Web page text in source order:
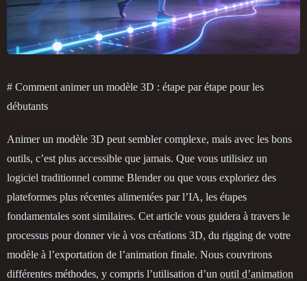
# Comment animer un modèle 3D : étape par étape pour les
débutants
Animer un modèle 3D peut sembler complexe, mais avec les bons
outils, c’est plus accessible que jamais. Que vous utilisiez un
logiciel traditionnel comme Blender ou que vous exploriez des
plateformes plus récentes alimentées par l’IA, les étapes
fondamentales sont similaires. Cet article vous guidera à travers le
processus pour donner vie à vos créations 3D, du rigging de votre
modèle à l’exportation de l’animation finale. Nous couvrirons
différentes méthodes, y compris l’utilisation d’un outil d’animation